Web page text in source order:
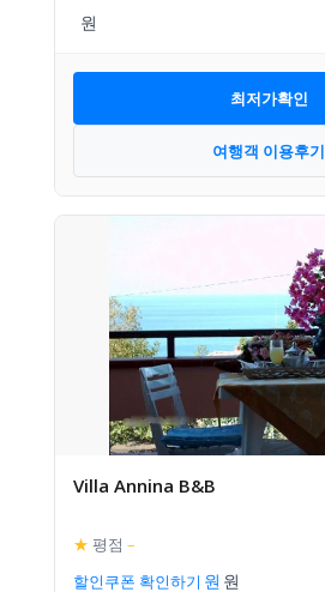
최저가확인
여행객 이용후기
Villa Annina B&B
★ 평점 –
할인쿠폰 확인하기